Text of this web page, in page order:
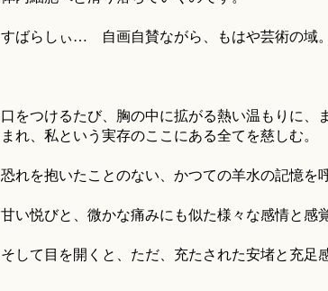
すばらしぃ… 自画自賛ながら、もはや芸術の域。
口をつけるたび、胸の中に拡がる熱い温もりに、
まれ、私という実存のここにある全てを慈しむ。
恐れを抱いたことのない、かつての羊水の記憶を
甘い悦びと、微かな痛みにも似た様々な感情と感
そして目を開くと、ただ、充たされた安堵と充足